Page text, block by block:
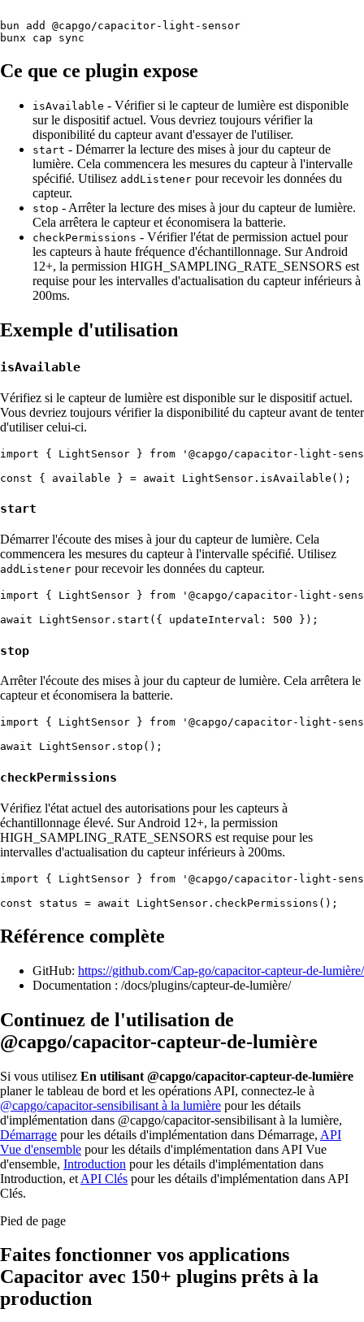
bun add @capgo/capacitor-light-sensor
Ce que ce plugin expose
isAvailable - Vérifier si le capteur de lumière est disponible
sur le dispositif actuel. Vous devriez toujours vérifier la
disponibilité du capteur avant d'essayer de l'utiliser.
start - Démarrer la lecture des mises à jour du capteur de
lumière. Cela commencera les mesures du capteur à l'intervalle
spécifié. Utilisez addListener pour recevoir les données du
capteur.
stop - Arrêter la lecture des mises à jour du capteur de lumière.
Cela arrêtera le capteur et économisera la batterie.
checkPermissions - Vérifier l'état de permission actuel pour
les capteurs à haute fréquence d'échantillonnage. Sur Android
12+, la permission HIGH_SAMPLING_RATE_SENSORS est
requise pour les intervalles d'actualisation du capteur inférieurs à
200ms.
Exemple d'utilisation
isAvailable
Vérifiez si le capteur de lumière est disponible sur le dispositif actuel.
Vous devriez toujours vérifier la disponibilité du capteur avant de tenter
d'utiliser celui-ci.
import { LightSensor } from '@capgo/capacitor-light-
start
Démarrer l'écoute des mises à jour du capteur de lumière. Cela
commencera les mesures du capteur à l'intervalle spécifié. Utilisez
addListener pour recevoir les données du capteur.
import { LightSensor } from '@capgo/capacitor-light-
stop
Arrêter l'écoute des mises à jour du capteur de lumière. Cela arrêtera le
capteur et économisera la batterie.
import { LightSensor } from '@capgo/capacitor-light-
checkPermissions
Vérifiez l'état actuel des autorisations pour les capteurs à
échantillonnage élevé. Sur Android 12+, la permission
HIGH_SAMPLING_RATE_SENSORS est requise pour les
intervalles d'actualisation du capteur inférieurs à 200ms.
import { LightSensor } from '@capgo/capacitor-light-
Référence complète
GitHub: https://github.com/Cap-go/capacitor-capteur-de-lumière/
Documentation : /docs/plugins/capteur-de-lumière/
Continuez de l'utilisation de
@capgo/capacitor-capteur-de-lumière
Si vous utilisez En utilisant @capgo/capacitor-capteur-de-lumière
planer le tableau de bord et les opérations API, connectez-le à
@capgo/capacitor-sensibilisant à la lumière pour les détails
d'implémentation dans @capgo/capacitor-sensibilisant à la lumière,
Démarrage pour les détails d'implémentation dans Démarrage, API
Vue d'ensemble pour les détails d'implémentation dans API Vue
d'ensemble, Introduction pour les détails d'implémentation dans
Introduction, et API Clés pour les détails d'implémentation dans API
Clés.
Pied de page
Faites fonctionner vos applications
Capacitor avec 150+ plugins prêts à la
production